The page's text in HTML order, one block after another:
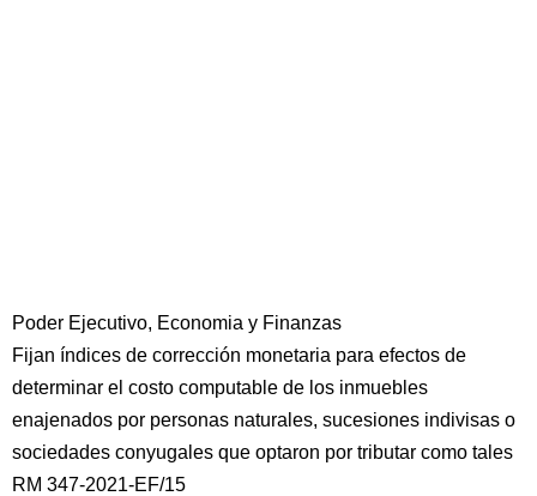
Poder Ejecutivo, Economia y Finanzas
Fijan índices de corrección monetaria para efectos de
determinar el costo computable de los inmuebles
enajenados por personas naturales, sucesiones indivisas o
sociedades conyugales que optaron por tributar como tales
RM 347-2021-EF/15